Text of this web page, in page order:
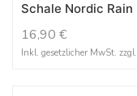
Schale Nordic Rain
16,90 €
Inkl. gesetzlicher MwSt. zzgl.